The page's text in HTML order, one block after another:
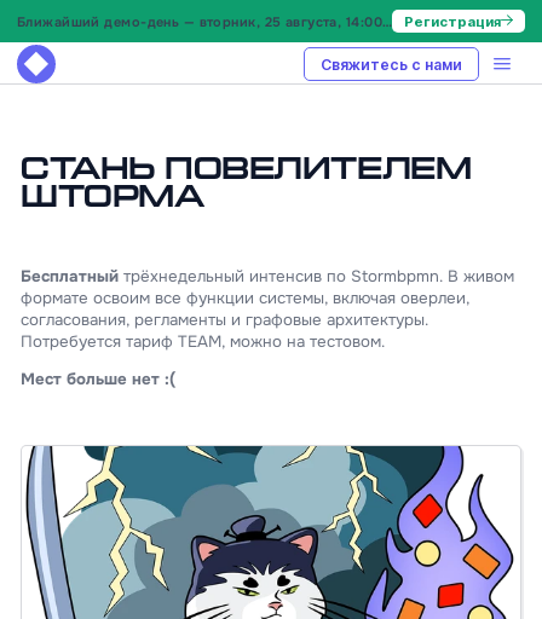
Ближайший демо-день — вторник, 25 августа, 14:00 МСК Регистрация
Свяжитесь с нами
Стань Повелителем
Шторма
Бесплатный трёхнедельный интенсив по Stormbpmn. В живом
формате освоим все функции системы, включая оверлеи,
согласования, регламенты и графовые архитектуры.
Потребуется тариф TEAM, можно на тестовом.
Мест больше нет :(